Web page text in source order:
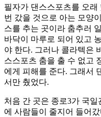
필자가 댄스스포츠를 오래
번 갔을 것으로 아는 모양
스를 추는 곳이라 춤추러
바닥이 마루로 되어 있고
야 한다. 그러나 콜라텍은
스스포츠 춤을 출 수 없고
에게 피해를 준다. 그래서
서만 췄었다.
처음 간 곳은 종로3가 국
에 사람들이 줄지어 들어